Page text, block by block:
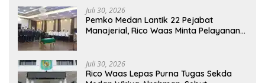
Juli 30, 2026
Pemko Medan Lantik 22 Pejabat
Manajerial, Rico Waas Minta Pelayanan
Juli 30, 2026
Rico Waas Lepas Purna Tugas Sekda